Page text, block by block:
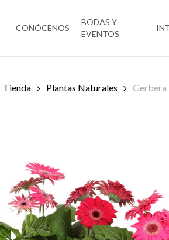
CONÓCENOS
BODAS Y
EVENTOS
Tienda Plantas Naturales Gerbera